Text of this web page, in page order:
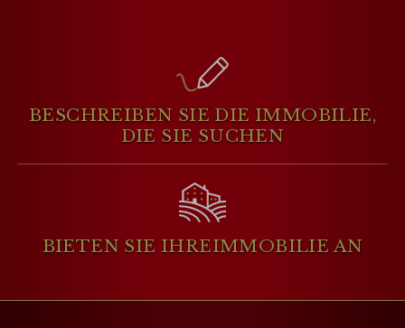
BESCHREIBEN SIE DIE IMMOBILIE,
DIE SIE SUCHEN
BIETEN SIE IHREIMMOBILIE AN